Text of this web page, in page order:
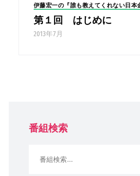
伊藤宏一の『誰も教えてくれない日本
第１回 はじめに
2013年7月
番組検索